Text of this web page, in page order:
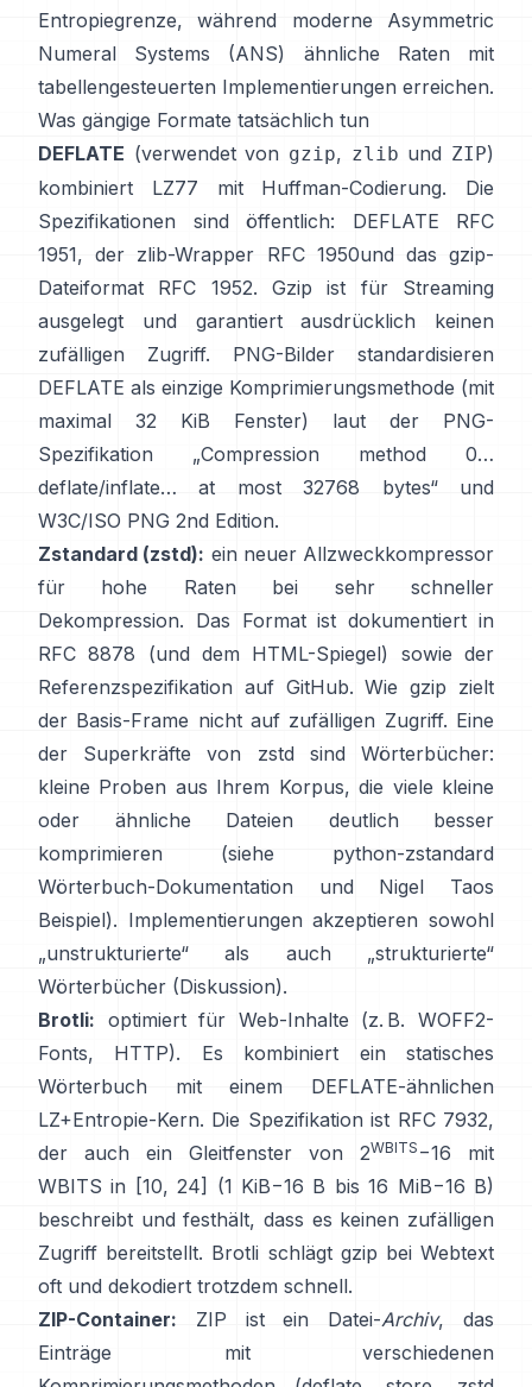
Entropiegrenze, während moderne
Asymmetric
Numeral Systems (ANS)
ähnliche Raten mit
tabellengesteuerten Implementierungen erreichen.
Was gängige Formate tatsächlich tun
DEFLATE (verwendet von gzip, zlib und ZIP)
kombiniert LZ77 mit Huffman-Codierung. Die
Spezifikationen sind öffentlich: DEFLATE
RFC
1951, der zlib-Wrapper RFC 1950und das gzip-
Dateiformat
RFC 1952. Gzip ist für Streaming
ausgelegt und
garantiert ausdrücklich keinen
zufälligen Zugriff. PNG-Bilder standardisieren
DEFLATE als einzige Komprimierungsmethode (mit
maximal 32 KiB Fenster) laut der PNG-
Spezifikation
„Compression method 0…
deflate/inflate… at most 32768 bytes“
und
W3C/ISO PNG 2nd Edition.
Zstandard (zstd): ein neuer Allzweckkompressor
für hohe Raten bei sehr schneller
Dekompression. Das Format ist dokumentiert in
RFC 8878
(und dem HTML-Spiegel) sowie der
Referenzspezifikation auf GitHub. Wie gzip zielt
der Basis-Frame nicht auf zufälligen Zugriff. Eine
der Superkräfte von zstd sind Wörterbücher:
kleine Proben aus Ihrem Korpus, die viele kleine
oder ähnliche Dateien deutlich besser
komprimieren (siehe
python-zstandard
Wörterbuch-Dokumentation
und
Nigel Taos
Beispiel). Implementierungen akzeptieren sowohl
„unstrukturierte“ als auch „strukturierte“
Wörterbücher (Diskussion).
Brotli: optimiert für Web-Inhalte (z. B. WOFF2-
Fonts, HTTP). Es kombiniert ein statisches
Wörterbuch mit einem DEFLATE-ähnlichen
LZ+Entropie-Kern. Die Spezifikation ist RFC 7932,
der auch ein Gleitfenster von 2WBITS −16 mit
WBITS in [10, 24] (1 KiB−16 B bis 16 MiB−16 B)
beschreibt und festhält, dass es keinen zufälligen
Zugriff bereitstellt. Brotli schlägt gzip bei Webtext
oft und dekodiert trotzdem schnell.
ZIP-Container: ZIP ist ein Datei-Archiv, das
Einträge mit verschiedenen